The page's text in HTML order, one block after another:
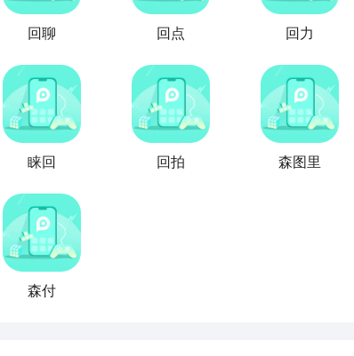
回聊 回点 回力
睐回 回拍 森图里
森付